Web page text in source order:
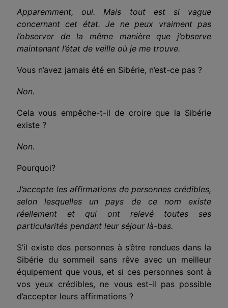
Apparemment, oui. Mais tout est si vague
concernant cet état. Je ne peux vraiment pas
l’observer de la même manière que j’observe
maintenant l’état de veille où je me trouve.
Vous n’avez jamais été en Sibérie, n’est-ce pas ?
Non.
Cela vous empêche-t-il de croire que la Sibérie
existe ?
Non.
Pourquoi?
J’accepte les affirmations de personnes crédibles,
selon lesquelles un pays de ce nom existe
réellement et qui ont relevé toutes ses
particularités pendant leur séjour là-bas.
S’il existe des personnes à s’être rendues dans la
Sibérie du sommeil sans rêve avec un meilleur
équipement que vous, et si ces personnes sont à
vos yeux crédibles, ne vous est-il pas possible
d’accepter leurs affirmations ?